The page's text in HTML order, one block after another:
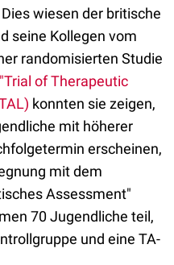
wiesen der britische
seine Kollegen vom
randomisierten Studie
"Trial of Therapeutic
konnten sie zeigen,
mit höherer
erscheinen,
mit dem
Assessment"
70 Jugendliche teil,
und eine TA-